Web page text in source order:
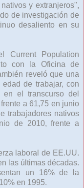
y extranjeros",
de investigación de
desaliento en su
Current Population
con la Oficina de
reveló que una
de trabajar, con
el transcurso del
a 61,75 en junio
trabajadores nativos
de 2010, frente a
laboral de EE.UU.
las últimas décadas.
un 16% de la
en 1995.